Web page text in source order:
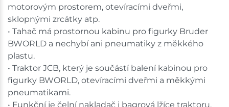
motorovým prostorem, otevíracími dveřmi,
sklopnými zrcátky atp.
• Tahač má prostornou kabinu pro figurky Bruder
BWORLD a nechybí ani pneumatiky z měkkého
plastu.
• Traktor JCB, který je součástí balení kabinou pro
figurky BWORLD, otevíracími dveřmi a měkkými
pneumatikami.
• Funkční je čelní nakladač i bagrová lžíce traktoru.